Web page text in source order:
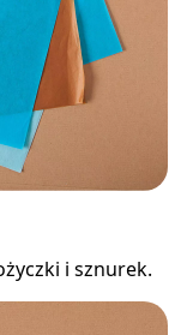
i sznurek.